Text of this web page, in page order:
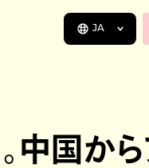
JA
中国から